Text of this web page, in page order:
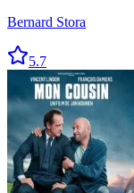
Bernard Stora
5.7